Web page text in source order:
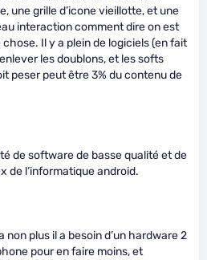
une grille d’icone vieillotte, et une
interaction comment dire on est
chose. Il y a plein de logiciels (en fait
les doublons, et les softs
peser peut être 3% du contenu de
de software de basse qualité et de
de l’informatique android.
non plus il a besoin d’un hardware 2
pour en faire moins, et